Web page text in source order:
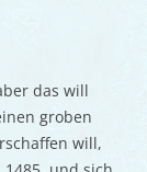
das will
groben
will,